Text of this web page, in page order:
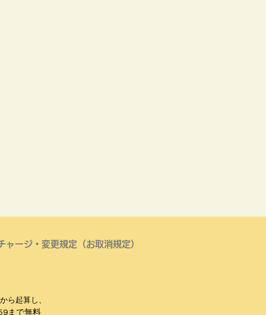
ャージ・変更規定（お取消規定）
ら起算し、
まで無料